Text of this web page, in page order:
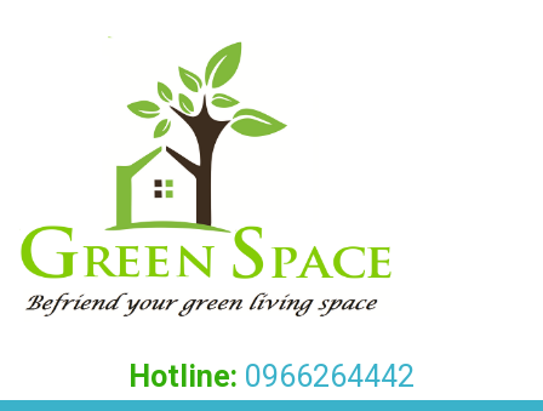
Hotline: 0966264442